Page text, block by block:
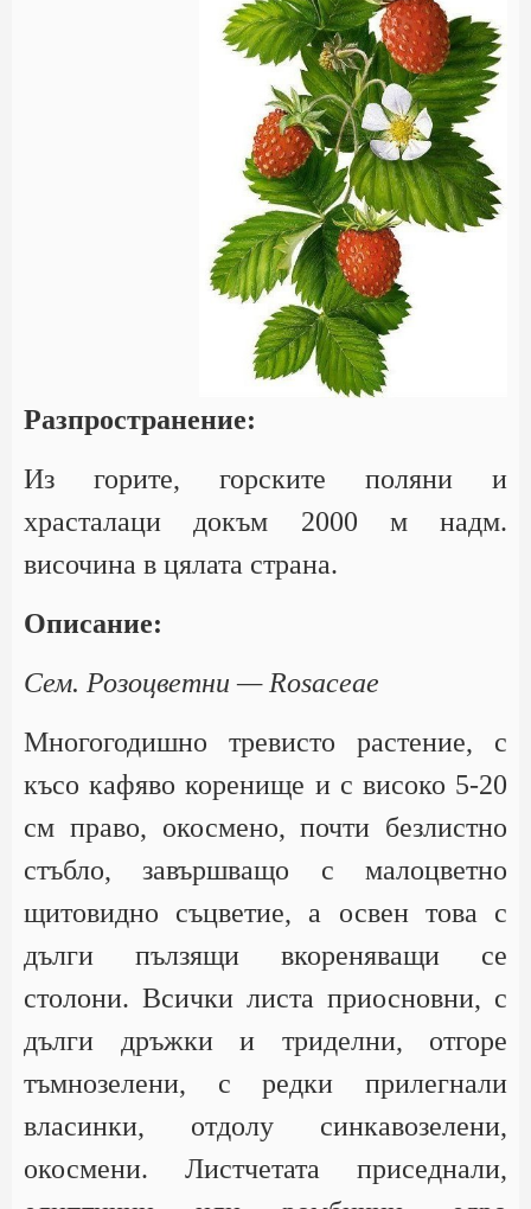
Разпространение:
Из горите, горските поляни и
храсталаци докъм 2000 м надм.
височина в цялата страна.
Описание:
Сем. Розоцветни — Rosaceae
Многогодишно тревисто растение, с
късо кафяво коренище и с високо 5-20
см право, окосмено, почти безлистно
стъбло, завършващо с малоцветно
щитовидно съцветие, а освен това с
дълги пълзящи вкореняващи се
столони. Всички листа приосновни, с
дълги дръжки и триделни, отгоре
тъмнозелени, с редки прилегнали
власинки, отдолу синкавозелени,
окосмени. Листчетата приседнали,